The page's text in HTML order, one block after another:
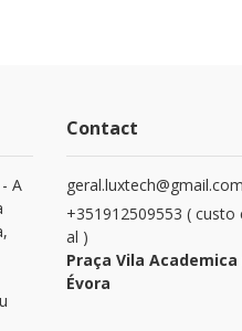
A
Contact
geral.luxtech@gmail.com
+351912509553 (
al )
Praça Vila Academica
Évora